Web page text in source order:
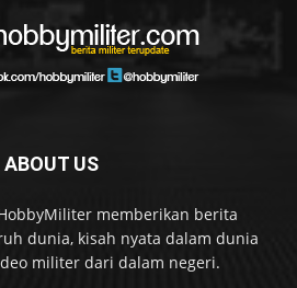
ABOUT US
memberikan berita
dunia, kisah nyata dalam dunia
militer dari dalam negeri.